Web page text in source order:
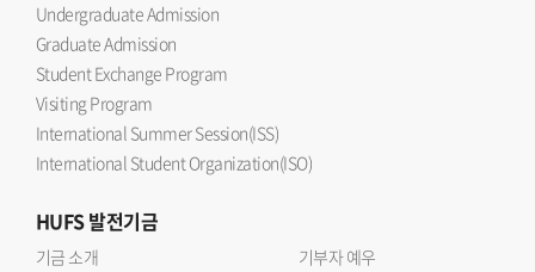
Undergraduate Admission
Graduate Admission
Student Exchange Program
Visiting Program
International Summer Session(ISS)
International Student Organization(ISO)
HUFS발전기금
기금 소개
기부자 예우